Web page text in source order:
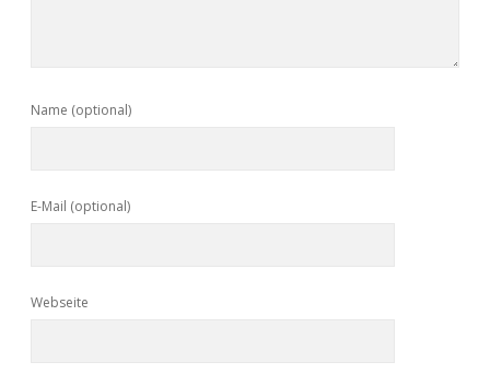
Name (optional)
E-Mail (optional)
Webseite